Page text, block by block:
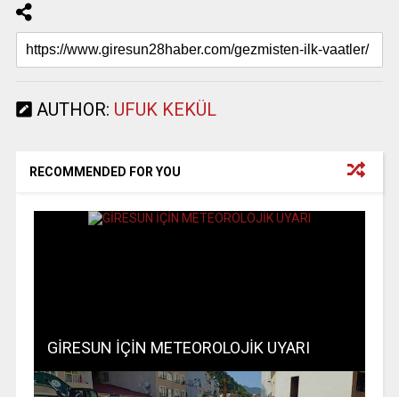
AUTHOR: UFUK KEKÜL
RECOMMENDED FOR YOU
GİRESUN İÇİN METEOROLOJİK UYARI